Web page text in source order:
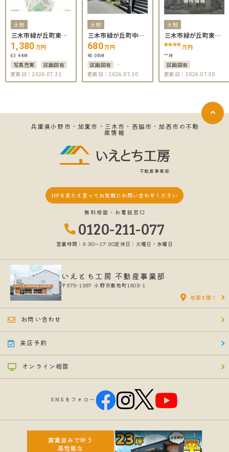
土地
三木市緑が丘町東１
丁目
1,380 万円
63.44坪
写真充実
区画図有
更新日：2026.07.31
土地
三木市緑が丘町中1
丁目
680万円
40.08坪
区画図有
小学校から徒歩10分以
内
更新日：2026.07.30
土地
三木市緑が丘町東＊
＊＊＊
****万円
**坪
区画図有
更新日：2026.07.30
兵庫県小野市・加東市・三木市・西脇市・加西市の不動
産情報
不動産事業部
HPを見たと言って お気軽にお問い合わせください
無料相談・お電話窓口
0120-211-077
営業時間：9:30〜17:30定休日：火曜日・水曜日
いえとち工房 不動産事業部
〒675-1367 小野市敷地町1603-1
地図を開く
お問い合わせ
来店予約
オンライン相談
SNSをフォロー